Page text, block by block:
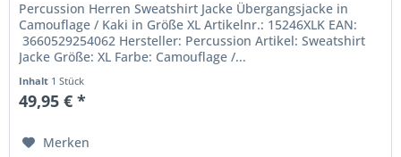
Percussion Herren Sweatshirt Jacke Übergangsjacke in
Camouflage / Kaki in Größe XL Artikelnr.: 15246XLK EAN:
3660529254062 Hersteller: Percussion Artikel: Sweatshirt
Jacke Größe: XL Farbe: Camouflage /...
Inhalt 1 Stück
49,95 € *
Merken